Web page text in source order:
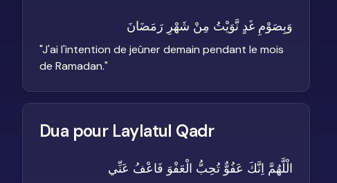
وَبِصَوْمِ غَدٍ نَّوَيْتُ مِنْ شَهْرِ رَمَضَانَ
"J'ai l'intention de jeûner demain pendant le mois
de Ramadan."
Dua pour Laylatul Qadr
الْلَّهُمَّ اِنَّكَ عَفُوٌّ تُحِبُّ الْعَفْوَ فَاعْفُ عَنِّي